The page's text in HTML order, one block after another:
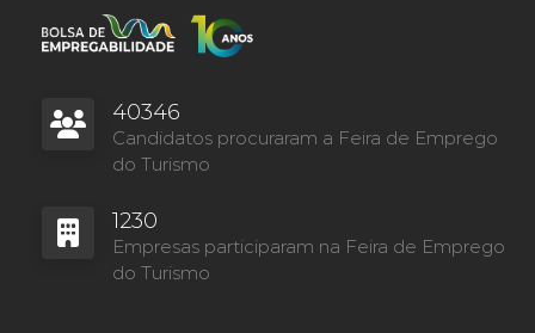
40346
Candidatos procuraram a Feira de Emprego
do Turismo
1230
Empresas participaram na Feira de Emprego
do Turismo